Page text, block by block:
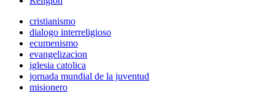
cristianismo
dialogo interreligioso
ecumenismo
evangelizacion
iglesia catolica
jornada mundial de la juventud
misionero